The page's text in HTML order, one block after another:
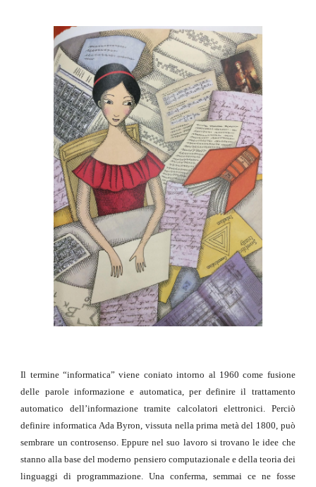
Il termine “informatica” viene coniato intorno al 1960 come fusione
delle parole informazione e automatica, per definire il trattamento
automatico dell’informazione tramite calcolatori elettronici. Perciò
definire informatica Ada Byron, vissuta nella prima metà del 1800, può
sembrare un controsenso. Eppure nel suo lavoro si trovano le idee che
stanno alla base del moderno pensiero computazionale e della teoria dei
linguaggi di programmazione. Una conferma, semmai ce ne fosse